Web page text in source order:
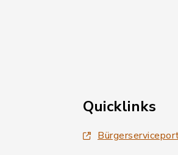
Quicklinks